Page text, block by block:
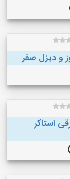
و دیزل صفر
استاکر